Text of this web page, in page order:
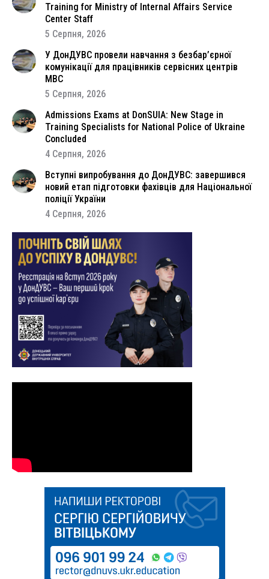
Training for Ministry of Internal Affairs Service
Center Staff
5 Серпня, 2026
У ДонДУВС провели навчання з безбар’єрної
комунікації для працівників сервісних центрів
МВС
5 Серпня, 2026
Admissions Exams at DonSUIA: New Stage in
Training Specialists for National Police of Ukraine
Concluded
4 Серпня, 2026
Вступні випробування до ДонДУВС: завершився
новий етап підготовки фахівців для Національної
поліції України
4 Серпня, 2026